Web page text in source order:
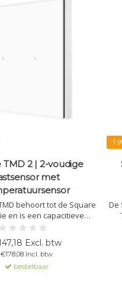
TMD 2 | 2-voudige
met
behoort tot de Square
en is een capacitieve
met 2 bedieningen,
thermostaat en
Verkrijgbaar in
en met aangepast
ontwerp.
Excl. btw
€178,08 Incl. btw
bestelbaar
De